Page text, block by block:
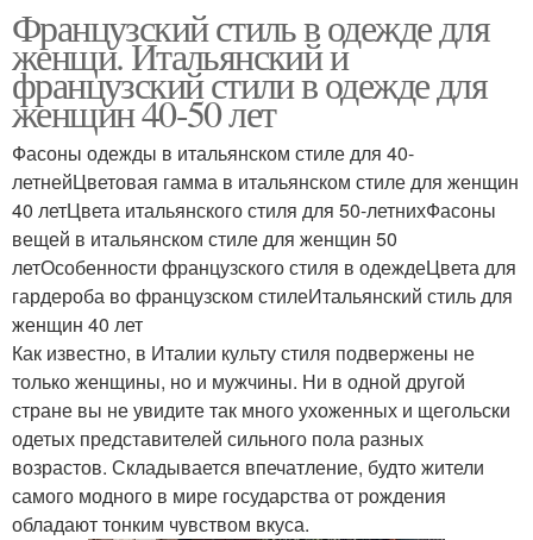
Французский стиль в одежде для
женщи. Итальянский и
французский стили в одежде для
женщин 40-50 лет
Фасоны одежды в итальянском стиле для 40-
летнейЦветовая гамма в итальянском стиле для женщин
40 летЦвета итальянского стиля для 50-летнихФасоны
вещей в итальянском стиле для женщин 50
летОсобенности французского стиля в одеждеЦвета для
гардероба во французском стилеИтальянский стиль для
женщин 40 лет
Как известно, в Италии культу стиля подвержены не
только женщины, но и мужчины. Ни в одной другой
стране вы не увидите так много ухоженных и щегольски
одетых представителей сильного пола разных
возрастов. Складывается впечатление, будто жители
самого модного в мире государства от рождения
обладают тонким чувством вкуса.